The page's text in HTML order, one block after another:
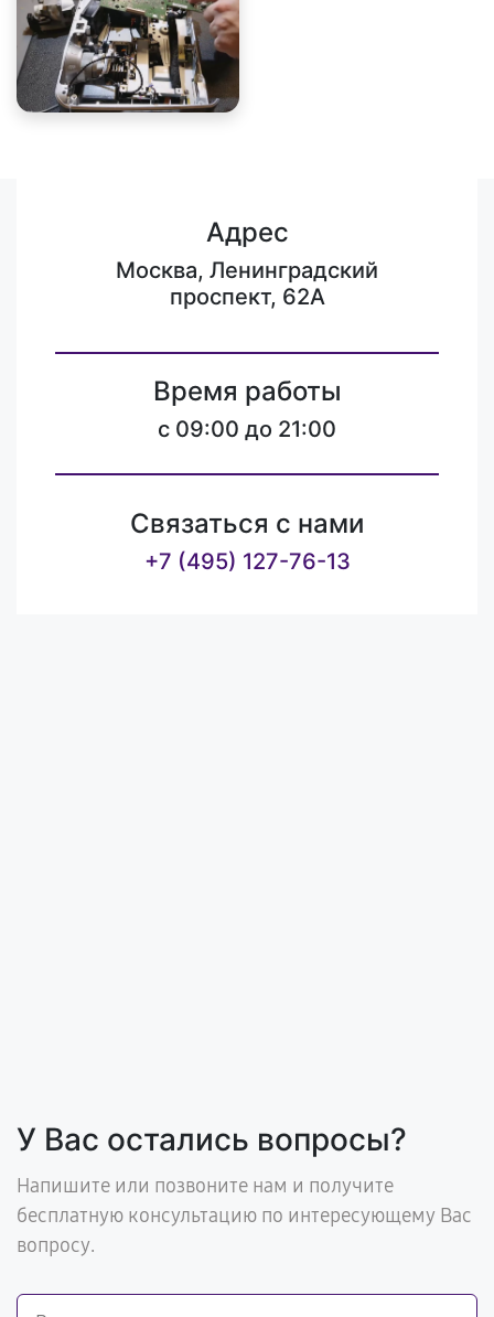
Адрес
Москва, Ленинградский
проспект, 62А
Время работы
c 09:00 до 21:00
Связаться с нами
+7 (495) 127-76-13
У Вас остались вопросы?
Напишите или позвоните нам и получите
бесплатную консультацию по интересующему Вас
вопросу.